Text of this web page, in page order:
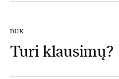
DUK
Turi klausimų?